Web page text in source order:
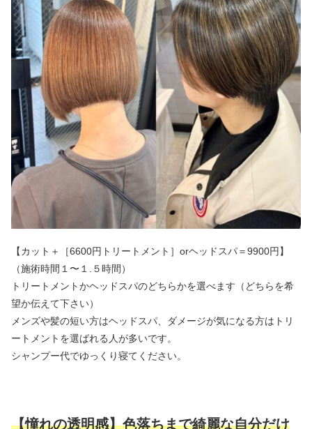
【カット＋［6600円トリートメント］orヘッドスパ＝9900円】
（施術時間１〜１.５時間）
トリートメントかヘッドスパのどちらかを選べます（どちらを希
望か伝えて下さい）
メンズや髪の短い方はヘッドスパ、ダメージが気になる方はトリ
ートメントを選ばれる人が多いです。
シャンプー代でゆっくり寝てください。
【憧れの透明感】色落ちまで綺麗な自分だけ